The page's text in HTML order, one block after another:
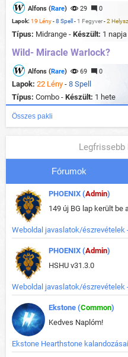
Alfons (Rare) 29 0
Lapok: 19 Lény-8 Spell - 1 Fegyver-2
Típus: Midrange - Készült: 1 napja
Wild- Miracle Warlock?
Alfons (Rare) 69 0
Lapok: 22 Lény - 8 Spell
Típus: Combo - Készült: 1 hete
Összes pakli
Fórumok
PHOENIX (Admin)
Weboldal javaslatok/észrevételek
PHOENIX (Admin)
HSHU v31.3.0
Weboldal javaslatok/észrevételek
Ekstone (Common)
Kedves Naplóm!
Ekstone Hearthstone